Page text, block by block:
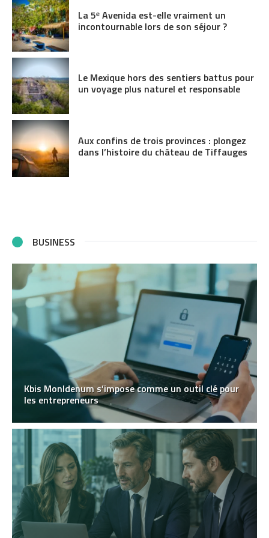
La 5ᵉ Avenida est-elle vraiment un
incontournable lors de son séjour ?
Le Mexique hors des sentiers battus pour
un voyage plus naturel et responsable
Aux confins de trois provinces : plongez
dans l’histoire du château de Tiffauges
BUSINESS
Kbis MonIdenum s’impose comme un outil clé pour
les entrepreneurs